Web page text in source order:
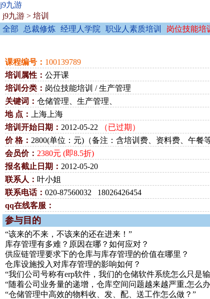
j9九游
j9九游 > 培训
全部
总裁修炼 经理人学院 职业人素质培训 岗位技能培
课程编号： 100139789
培训属性： 公开课
培训分类： 岗位技能培训 / 生产管理
关键词： 仓储管理、生产管理、
地 点：
上海上海
培训开始日期： 2012-05-22
（已过期）
价 格： 2800(单位：元)（备注：含培训费、资料费、午餐等
会员价： 2380元 (即8.5折)
报名截止日期： 2012-05-20
联系人： 叶小姐
联系电话： 020-87560032 18026426454
qq在线客服：
参与目的
“该来的不来，不该来的还在进来！”
库存管理有多难？原因在哪？如何应对？
供应链管理要求下的仓库与库存管理的价值在哪里？
仓库设施投入对库存管理的影响如何？
“我们公司号称有erp软件，我们的仓储软件系统怎么只是
“随着公司业务量的递增，仓库空间问题越来越严重,怎么
“仓储管理中高效的物料收、发、配、送工作怎么做？”